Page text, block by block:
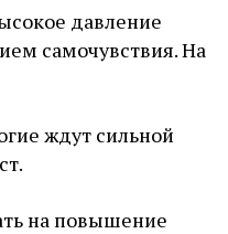
давление
самочувствия. На
ждут сильной
на повышение